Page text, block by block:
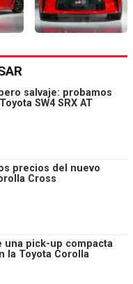
salvaje: probamos
SW4 SRX AT
precios del nuevo
Cross
una pick-up compacta
la Toyota Corolla